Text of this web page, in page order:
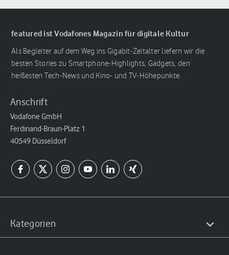
featured ist Vodafones Magazin für digitale Kultur
Als Begleiter auf dem Weg ins Gigabit-Zeitalter liefern wir die
besten Stories zu Smartphone-Highlights, Gadgets, den
heißesten Tech-News und Kino- und TV-Höhepunkte.
Anschrift
Vodafone GmbH
Ferdinand-Braun-Platz 1
40549 Düsseldorf
Kategorien